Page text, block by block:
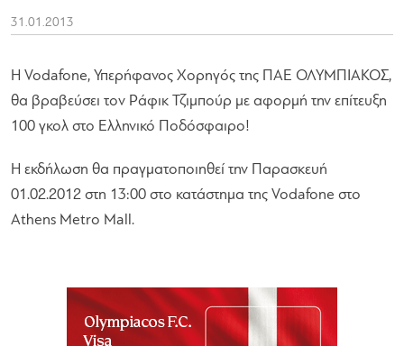
31.01.2013
H Vodafone, Υπερήφανος Χορηγός της ΠΑΕ ΟΛΥΜΠΙΑΚΟΣ,
θα βραβεύσει τον Ράφικ Τζιμπούρ με αφορμή την επίτευξη
100 γκολ στο Ελληνικό Ποδόσφαιρo!
Η εκδήλωση θα πραγματοποιηθεί την Παρασκευή
01.02.2012 στη 13:00 στο κατάστημα της Vodafone στο
Athens Metro Mall.